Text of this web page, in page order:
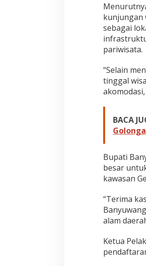
kunjungan
sebagai
pariwisata.
“Selain
tinggal
BACA
Bupati
besar
kawasan
“Terima
alam
Ketua